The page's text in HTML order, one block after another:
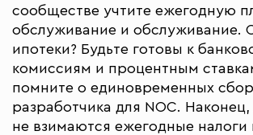
сообществе учтите ежегодную
обслуживание и обслуживание.
ипотеки? Будьте готовы к
комиссиям и процентным
помните о единовременных
разработчика для NOC.
не взимаются ежегодные налоги